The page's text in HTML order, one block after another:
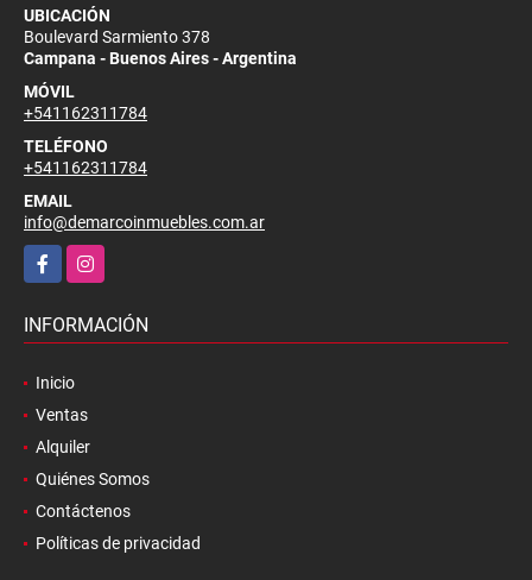
UBICACIÓN
Boulevard Sarmiento 378
Campana - Buenos Aires - Argentina
MÓVIL
+541162311784
TELÉFONO
+541162311784
EMAIL
info@demarcoinmuebles.com.ar
FacebookInstagram
INFORMACIÓN
Inicio
Ventas
Alquiler
Quiénes Somos
Contáctenos
Políticas de privacidad